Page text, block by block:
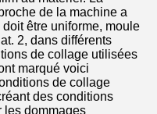
de la machine a
être uniforme, moule
2, dans différents
de collage utilisées
marqué voici
de collage
des conditions
les dommages